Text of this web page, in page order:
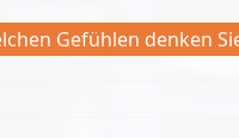
Gefühlen denken